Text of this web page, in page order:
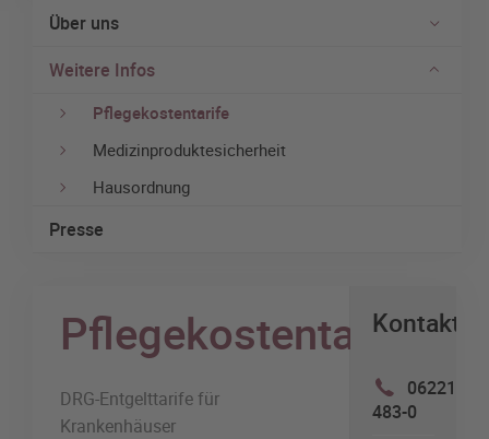
Über uns
Weitere Infos
Pflegekostentarife
Medizinproduktesicherheit
Hausordnung
Presse
Pflegekostentarif
DRG-Entgelttarife für
Krankenhäuser
Kontakt
06221
483-0